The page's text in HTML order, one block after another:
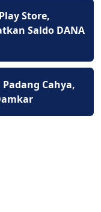
Store,
Saldo DANA
Cahya,